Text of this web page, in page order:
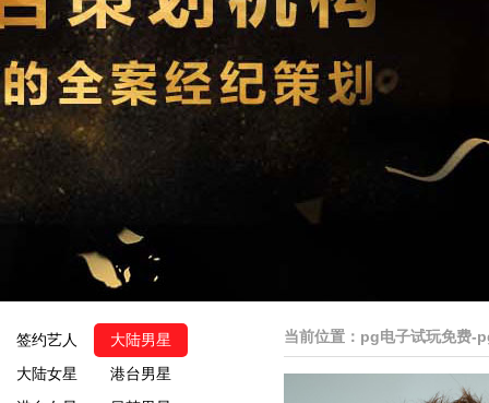
签约艺人
大陆男星
大陆女星
港台男星
当前位置： pg电子试玩免费-